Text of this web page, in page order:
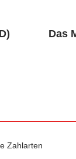
Das
Zahlarten